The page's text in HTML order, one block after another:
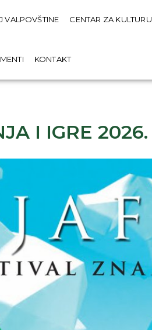
VALPOVŠTINE CENTAR ZA KULTURU
KONTAKT
I IGRE 2026.